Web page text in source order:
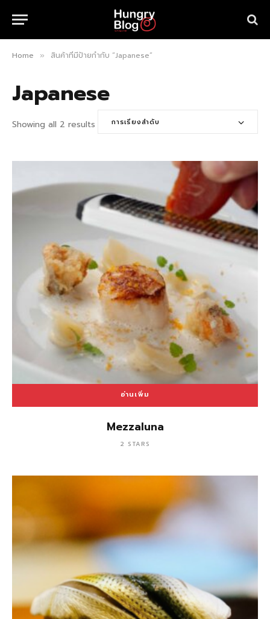
Home » สินค้าที่มีป้ายกำกับ “Japanese”
Japanese
Showing all 2 results การเรียงลำดับ
อ่านเพิ่ม
Mezzaluna
2 STARS